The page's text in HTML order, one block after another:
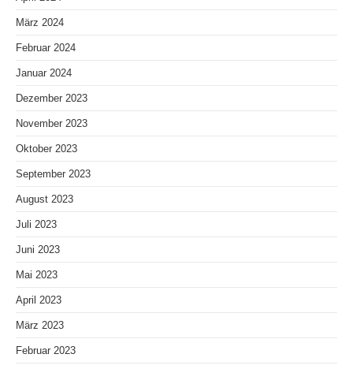
März 2024
Februar 2024
Januar 2024
Dezember 2023
November 2023
Oktober 2023
September 2023
August 2023
Juli 2023
Juni 2023
Mai 2023
April 2023
März 2023
Februar 2023